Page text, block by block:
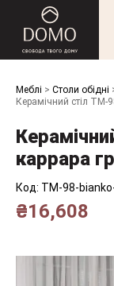
Меблі > Столи обідні
Керамічний стіл TM-
каррара
Код: TM-98-
₴16,608